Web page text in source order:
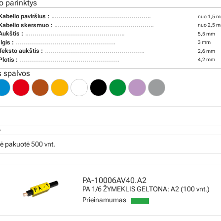
parinktys
paviršius : nuo 1,5
skersmuo : nuo 2,5
: 5,5 mm
: 3 mm
aukštis : 2,6 mm
: 4,2 mm
spalvos
pakuotė 500 vnt.
PA-10006AV40.A2
PA 1/6 ŽYMEKLIS GELTONA: A2 (100 vnt.)
Prieinamumas